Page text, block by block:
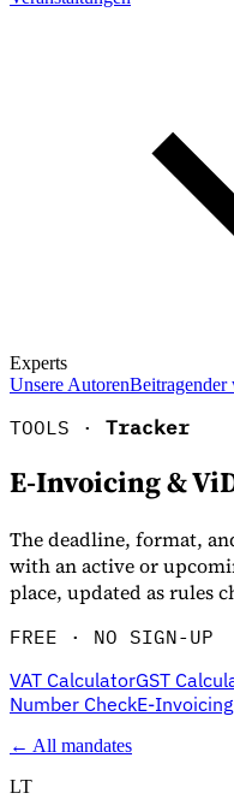
Experts
Unsere AutorenBeitragender
TOOLS · Tracker
E-Invoicing &
The deadline, format,
with an active or
place, updated as rules
FREE · NO SIGN-UP
VAT CalculatorGST
Number CheckE-
← All mandates
LT